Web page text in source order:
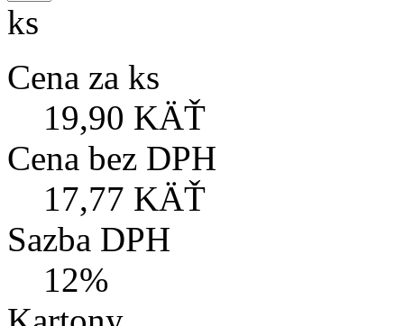
ks
Cena za ks
19,90 KÄŤ
Cena bez DPH
17,77 KÄŤ
Sazba DPH
12%